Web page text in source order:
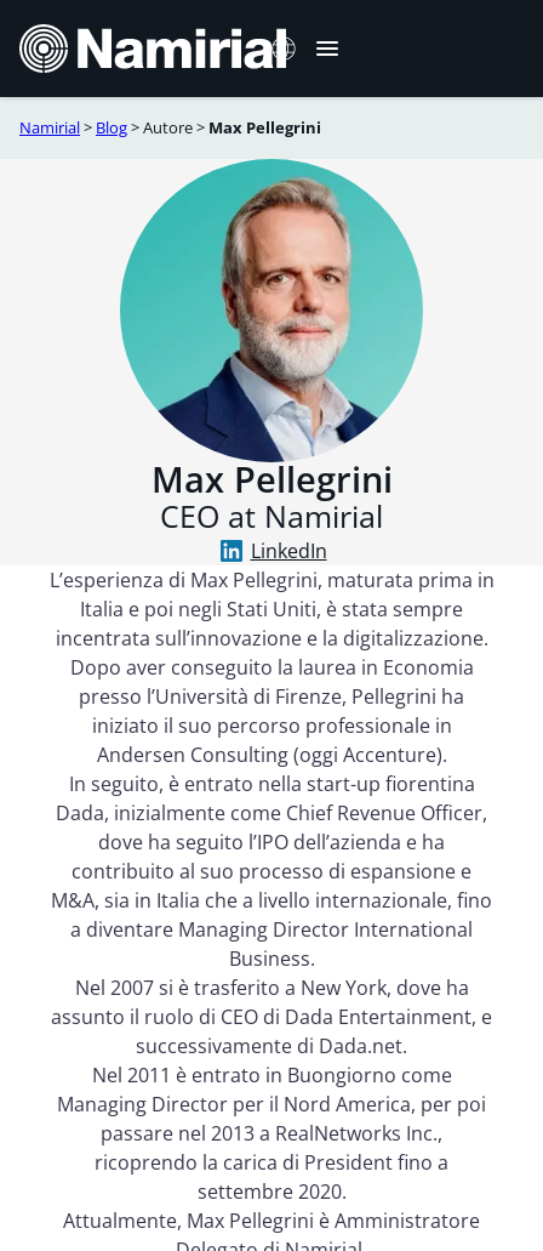
contenuto
Français
Español
Română
Português
Namirial> Blog>Autore> Max Pellegrini
Max Pellegrini
CEO at Namirial
LinkedIn
L’esperienza di Max Pellegrini, maturata prima in
Italia e poi negli Stati Uniti, è stata sempre
incentrata sull’innovazione e la digitalizzazione.
Dopo aver conseguito la laurea in Economia
presso l’Università di Firenze, Pellegrini ha
iniziato il suo percorso professionale in
Andersen Consulting (oggi Accenture).
In seguito, è entrato nella start-up fiorentina
Dada, inizialmente come Chief Revenue Officer,
dove ha seguito l’IPO dell’azienda e ha
contribuito al suo processo di espansione e
M&A, sia in Italia che a livello internazionale, fino
a diventare Managing Director International
Business.
Nel 2007 si è trasferito a New York, dove ha
assunto il ruolo di CEO di Dada Entertainment, e
successivamente di Dada.net.
Nel 2011 è entrato in Buongiorno come
Managing Director per il Nord America, per poi
passare nel 2013 a RealNetworks Inc.,
ricoprendo la carica di President fino a
settembre 2020.
Attualmente, Max Pellegrini è Amministratore